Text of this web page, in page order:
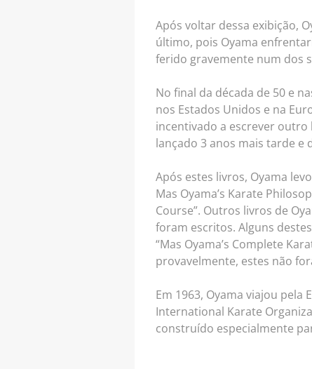
Após voltar dessa exibição,
último, pois Oyama
ferido gravemente num dos
No final da década de 50 e
nos Estados Unidos e na
incentivado a escrever outro
lançado 3 anos mais tarde e
Após estes livros, Oyama
Mas Oyama’s Karate
Course”. Outros livros de
foram escritos. Alguns destes
“Mas Oyama’s Complete
provavelmente, estes não
Em 1963, Oyama viajou pela
International Karate
construído especialmente